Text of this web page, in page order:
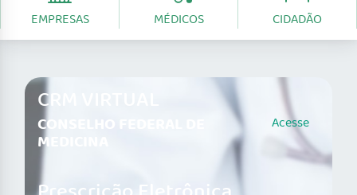
EMPRESAS MÉDICOS CIDADÃO
CRM VIRTUAL
CONSELHO FEDERAL DE
MEDICINA
Acesse